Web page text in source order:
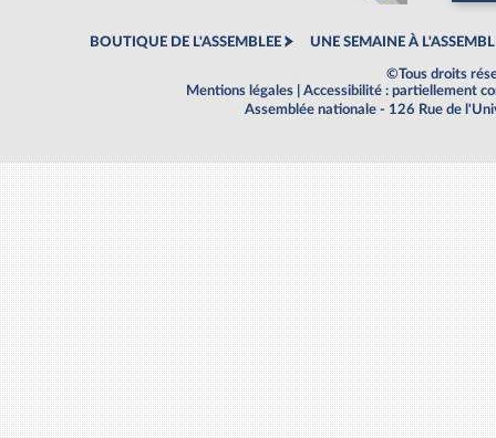
BOUTIQUE DE L'ASSEMBLEE UNE SEMAINE À
©Tous droits
Mentions légales
Accessibilité : partiellement
Assemblée nationale - 126 Rue de